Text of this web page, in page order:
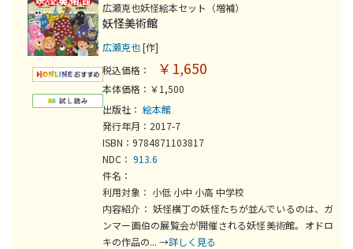
広瀬克也妖怪絵本セット（増補）
妖怪美術館
広瀬克也[作]
税込価格：
￥1,650
本体価格：￥1,500
出版社： 絵本館
発行年月：2017-7
ISBN：9784871103817
NDC： 913.6
件名：
利用対象： 小低 小中 小高 中学校
内容紹介： 妖怪横丁の妖怪たちが並んでいるのは、ガ
ンマー画伯の展覧会が開催される妖怪美術館。オドロ
キの作品の... →詳しく見る